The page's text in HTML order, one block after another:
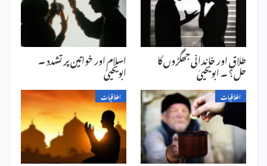
طلاق اور خاندانی جھگڑوں کا
حل؟ ۔ ابویحییٰ
اسلام اور خواتین پر تشدد ۔
ابویحییٰ
اخلاقیات اخلاقیات